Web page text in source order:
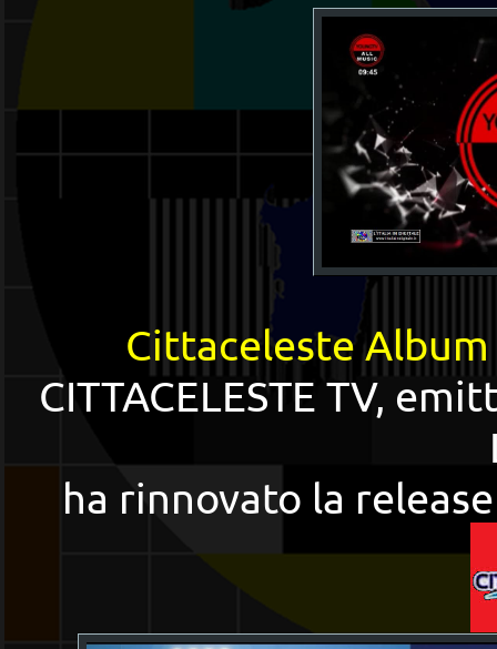
Cittaceleste Album
CITTACELESTE TV,
ha rinnovato la